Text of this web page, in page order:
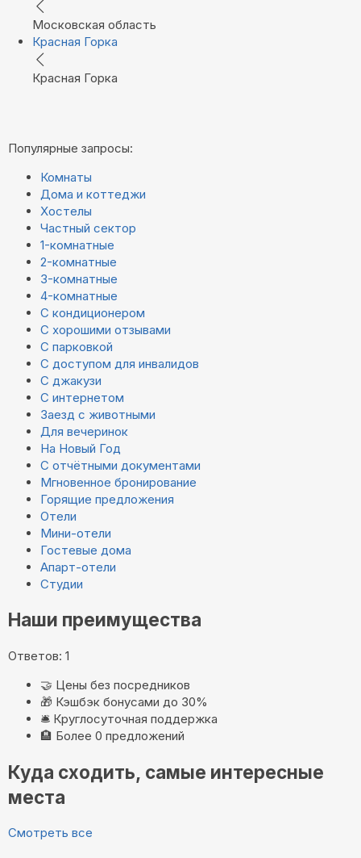
Московская область
Красная Горка
Красная Горка
Популярные запросы:
Комнаты
Дома и коттеджи
Хостелы
Частный сектор
1-комнатные
2-комнатные
3-комнатные
4-комнатные
С кондиционером
С хорошими отзывами
С парковкой
С доступом для инвалидов
С джакузи
С интернетом
Заезд с животными
Для вечеринок
На Новый Год
С отчётными документами
Мгновенное бронирование
Горящие предложения
Отели
Мини-отели
Гостевые дома
Апарт-отели
Студии
Наши преимущества
Ответов: 1
🤝 Цены без посредников
🎁 Кэшбэк бонусами до 30%
🛎️ Круглосуточная поддержка
🏨 Более 0 предложений
Куда сходить, самые интересные
места
Смотреть все